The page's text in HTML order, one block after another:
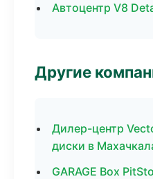
Автоцентр V8
Другие
Дилер-центр
диски в
GARAGE Box